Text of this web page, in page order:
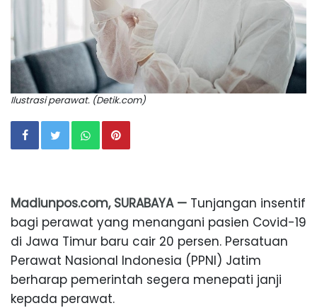
Ilustrasi perawat. (Detik.com)
Madiunpos.com, SURABAYA — Tunjangan insentif
bagi perawat yang menangani pasien Covid-19
di Jawa Timur baru cair 20 persen. Persatuan
Perawat Nasional Indonesia (PPNI) Jatim
berharap pemerintah segera menepati janji
kepada perawat.